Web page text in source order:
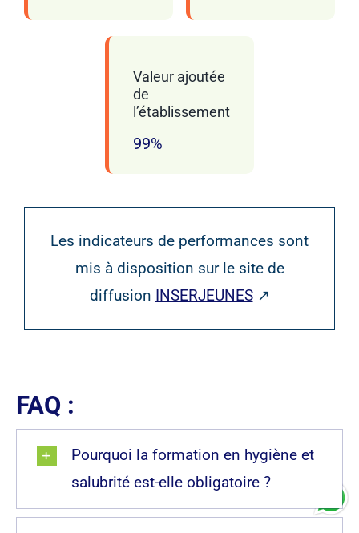
Valeur ajoutée
de
l’établissement
99%
Les indicateurs de performances sont
mis à disposition sur le site de
diffusion INSERJEUNES↗
FAQ :
Pourquoi la formation en hygiène et
salubrité est-elle obligatoire ?